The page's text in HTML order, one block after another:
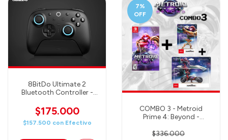
8BitDo Ultimate 2
Bluetooth Controller -
$175.000
$157.500 con Efectivo
7%
OFF
COMBO 3 - Metroid
Prime 4: Beyond -
Amiibo Samus + Amiibo
$336.000